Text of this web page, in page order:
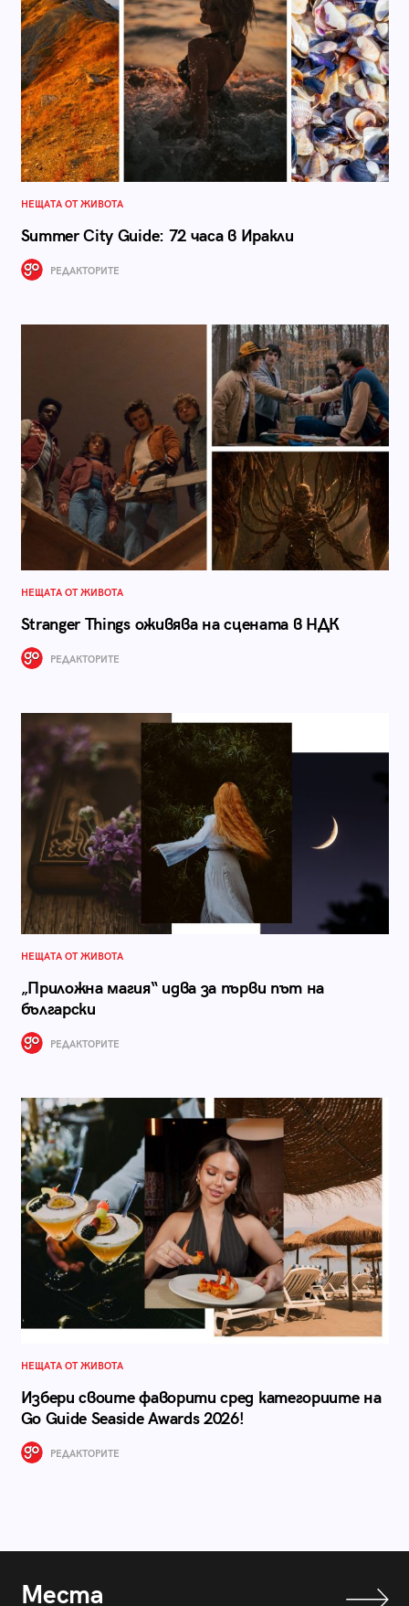
НЕЩАТА ОТ ЖИВОТА
Summer City Guide: 72 часа в Иракли
РЕДАКТОРИТЕ
НЕЩАТА ОТ ЖИВОТА
Stranger Things оживява на сцената в НДК
РЕДАКТОРИТЕ
НЕЩАТА ОТ ЖИВОТА
„Приложна магия“ идва за първи път на
български
РЕДАКТОРИТЕ
НЕЩАТА ОТ ЖИВОТА
Избери своите фаворити сред категориите на
Go Guide Seaside Awards 2026!
РЕДАКТОРИТЕ
Места